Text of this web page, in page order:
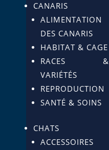
CANARIS
ALIMENTATION
DES CANARIS
HABITAT & CAGE
RACES &
VARIÉTÉS
REPRODUCTION
SANTÉ & SOINS
CHATS
ACCESSOIRES